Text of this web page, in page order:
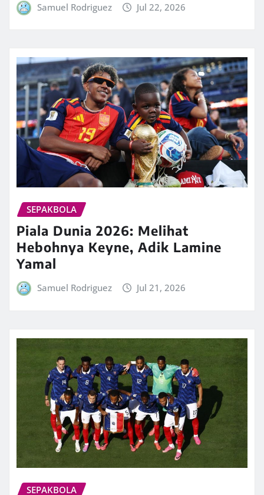
Samuel Rodriguez Jul 22, 2026
SEPAKBOLA
Piala Dunia 2026: Melihat
Hebohnya Keyne, Adik Lamine
Yamal
Samuel Rodriguez Jul 21, 2026
SEPAKBOLA